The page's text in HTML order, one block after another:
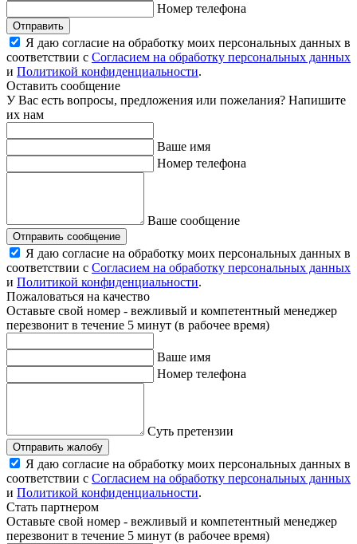
Номер телефона
Отправить
Я даю согласие на обработку моих персональных данных в
соответствии с Согласием на обработку персональных данных
и Политикой конфиденциальности.
Оставить сообщение
У Вас есть вопросы, предложения или пожелания? Напишите
их нам
Ваше имя
Номер телефона
Ваше сообщение
Отправить сообщение
Я даю согласие на обработку моих персональных данных в
соответствии с Согласием на обработку персональных данных
и Политикой конфиденциальности.
Пожаловаться на качество
Оставьте свой номер - вежливый и компетентный менеджер
перезвонит в течение 5 минут (в рабочее время)
Ваше имя
Номер телефона
Суть претензии
Отправить жалобу
Я даю согласие на обработку моих персональных данных в
соответствии с Согласием на обработку персональных данных
и Политикой конфиденциальности.
Стать партнером
Оставьте свой номер - вежливый и компетентный менеджер
перезвонит в течение 5 минут (в рабочее время)